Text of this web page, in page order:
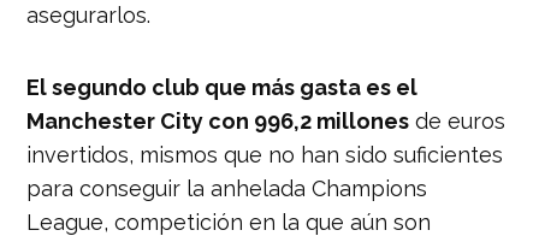
asegurarlos.
El segundo club que más gasta es el
Manchester City con 996,2 millones de euros
invertidos, mismos que no han sido suficientes
para conseguir la anhelada Champions
League, competición en la que aún son